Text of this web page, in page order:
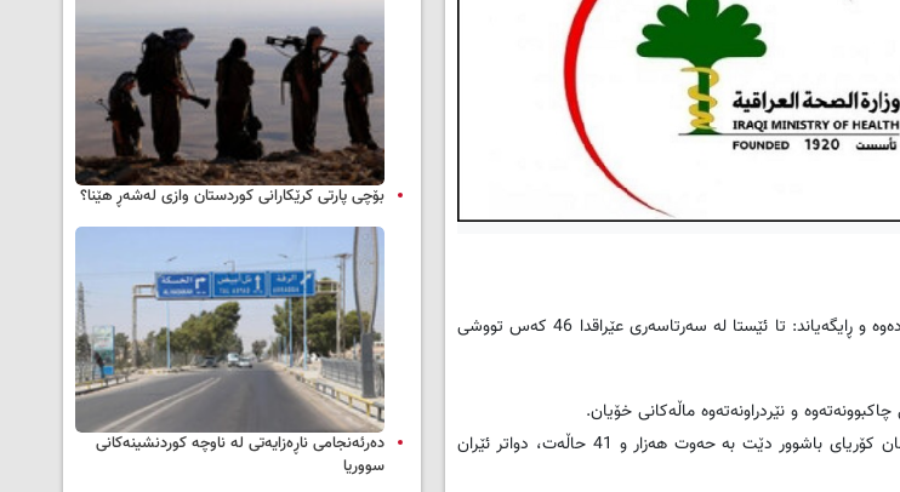
ئێوارەی ڕۆژی شەممە ۷ی ئاداری ۲۰۲۰ وەزارەتی تەندروستی و ژینگەی عێراق بەیاننامەیێکی بڵاو كردەوە و ڕایگەیاند: تا ئێستا لە سەرتاسەری عێراقدا 46 كەس تووشی
و نێردراونەتەوە ماڵەكانی خۆیان.
بەگوێرەی دوا داتاكانیش، چین یەكەم دەوڵەتە كە 80 هەزار و 651 حاڵەتی تێدا تۆمار كراوە، پاشان كۆریای باشوور دێت بە حەوت هەزار و 41 حاڵەت، دواتر ئێران
بۆچی پارتی کرێکارانی کوردستان وازی لەشەڕ هێنا؟
دەرئەنجامی ناڕەزایەتی لە ناوچە کوردنشینەکانی
سووریا